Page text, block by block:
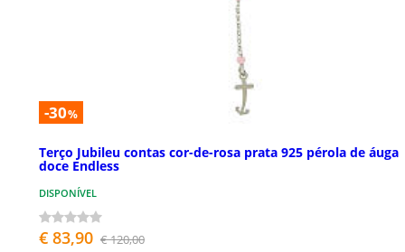
-30%
Terço Jubileu contas cor-de-rosa prata 925 pérola de áuga
doce Endless
DISPONÍVEL
€ 83,90 € 120,00